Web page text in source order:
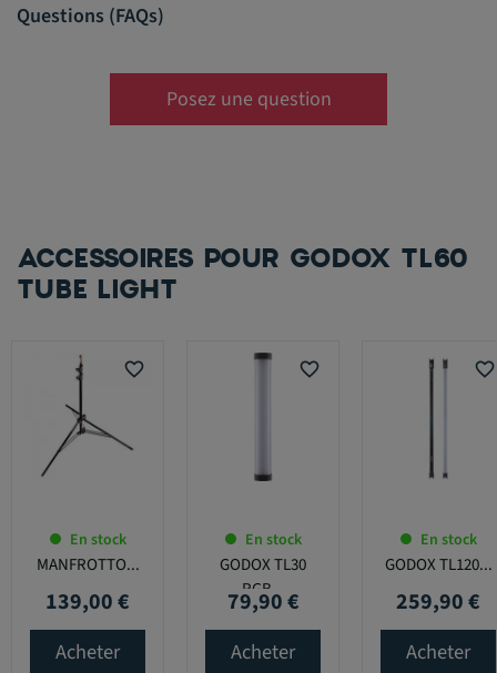
Questions (FAQs)
Posez une question
ACCESSOIRES POUR GODOX TL60
TUBE LIGHT
favorite_border
En stock
MANFROTTO...
Prix
139,00 €
Acheter
favorite_border
En stock
GODOX TL30
RGB...
Prix
79,90 €
Acheter
favorite_border
En stock
GODOX TL120...
Prix
259,90 €
Acheter